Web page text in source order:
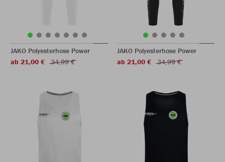
JAKO Polyesterhose Power
ab 21,00 €
34,99 €
JAKO Polyesterhose Power
ab 21,00 €
34,99 €